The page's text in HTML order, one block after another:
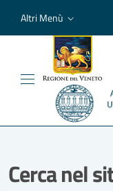
Altri Menù
Cerca nel